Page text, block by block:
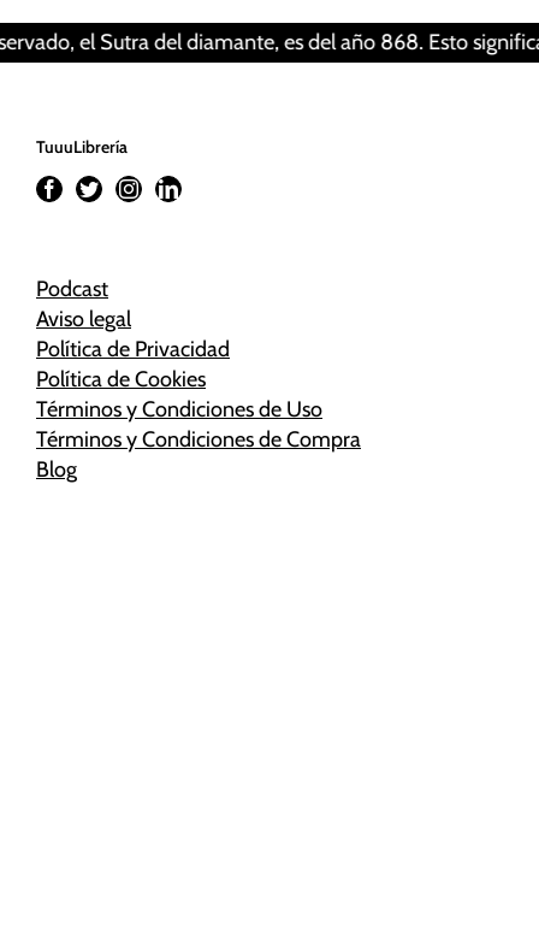
del diamante, es del año 868. Esto significa
TuuuLibrería
Podcast
Aviso legal
Política de Privacidad
Política de Cookies
Términos y Condiciones de Uso
Términos y Condiciones de Compra
Blog